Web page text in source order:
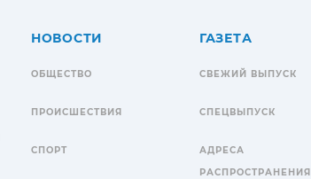
НОВОСТИ
ОБЩЕСТВО
ПРОИСШЕСТВИЯ
СПОРТ
ГАЗЕТА
СВЕЖИЙ ВЫПУСК
СПЕЦВЫПУСК
АДРЕСА
РАСПРОСТРАНЕНИЯ